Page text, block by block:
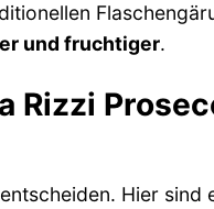
und fruchtiger.
Rizzi
Hier sind